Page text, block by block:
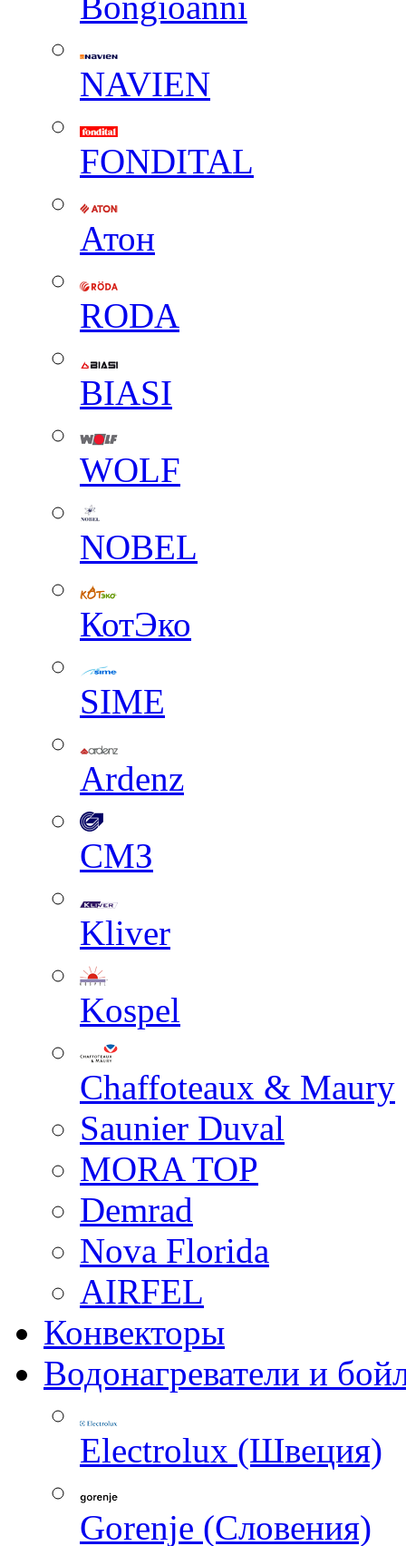
NAVIEN
FONDITAL
Атон
RODA
BIASI
WOLF
NOBEL
КотЭко
SIME
Ardenz
СМЗ
Kliver
Kospel
Chaffoteaux & Maury
Saunier Duval
MORA TOP
Demrad
Nova Florida
AIRFEL
Конвекторы
Водонагреватели и
Electrolux (Швеция)
Gorenje (Словения)